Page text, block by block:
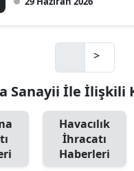
>
Sanayii İle İlişkili
Havacılık
İhracatı
Haberleri